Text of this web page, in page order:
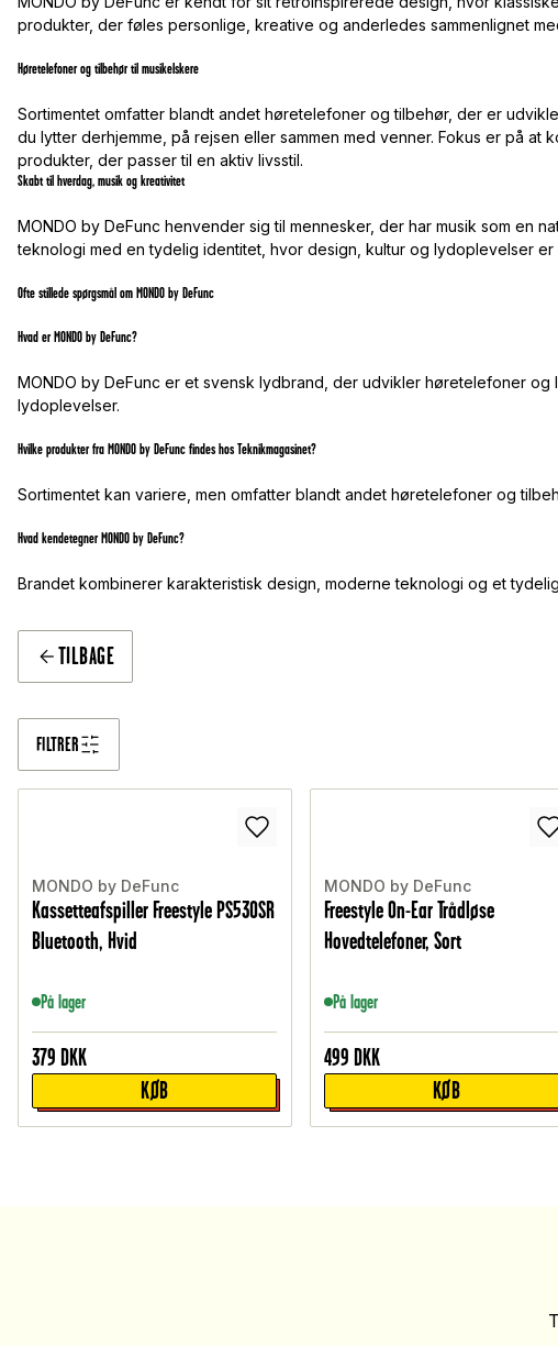
produkter, der føles personlige, kreative og anderledes sammenlignet
Høretelefoner og tilbehør til musikelskere
Sortimentet omfatter blandt andet høretelefoner og tilbehør, der er
du lytter derhjemme, på rejsen eller sammen med venner. Fokus er på
produkter, der passer til en aktiv livsstil.
Skabt til hverdag, musik og kreativitet
MONDO by DeFunc henvender sig til mennesker, der har musik som en
teknologi med en tydelig identitet, hvor design, kultur og lydoplevelser er
Ofte stillede spørgsmål om MONDO by DeFunc
Hvad er MONDO by DeFunc?
MONDO by DeFunc er et svensk lydbrand, der udvikler høretelefoner
lydoplevelser.
Hvilke produkter fra MONDO by DeFunc findes hos Teknikmagasinet?
Sortimentet kan variere, men omfatter blandt andet høretelefoner og
Hvad kendetegner MONDO by DeFunc?
Brandet kombinerer karakteristisk design, moderne teknologi og et
TILBAGE
FILTRER
MONDO by DeFunc
Kassetteafspiller Freestyle PS530SR
Bluetooth, Hvid
På lager
379 DKK
KØB
MONDO by DeFunc
Freestyle On-Ear Trådløse
Hovedtelefoner, Sort
På lager
499 DKK
KØB